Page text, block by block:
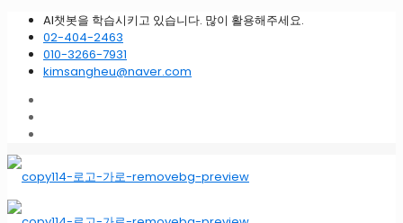
AI챗봇을 학습시키고 있습니다. 많이 활용해주세요.
02-404-2463
010-3266-7931
kimsangheu@naver.com